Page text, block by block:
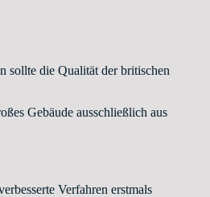
sollte die Qualität der britischen
Gebäude ausschließlich aus
Verfahren erstmals